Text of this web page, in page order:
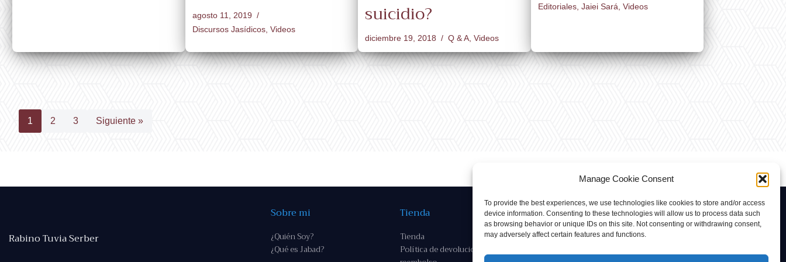
Manage Cookie Consent
To provide the best experiences, we use technologies like cookies to store and/or access
device information. Consenting to these technologies will allow us to process data such
as browsing behavior or unique IDs on this site. Not consenting or withdrawing consent,
may adversely affect certain features and functions.
agosto 11, 2019
Discursos Jasídicos, Videos
suicidio?
diciembre 19, 2018 Q & A, Videos
Editoriales, Jaiei Sará, Videos
1 2 3 Siguiente »
Rabino Tuvia Serber
Sobre mi
¿Quién Soy?
¿Qué es Jabad?
Tienda
Tienda
Política de devoluciones y
Contacto
rab@tuviaserber.com